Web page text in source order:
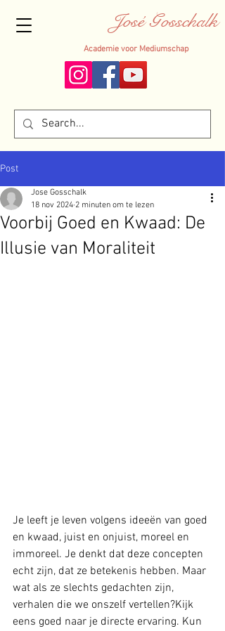
José Gosschalk
Academie voor Mediumschap
Post
Voorbij Goed en Kwaad: De
Illusie van Moraliteit
Jose Gosschalk
18 nov 2024 2 minuten om te lezen
Je leeft je leven volgens ideeën van goed
en kwaad, juist en onjuist, moreel en
immoreel. Je denkt dat deze concepten
echt zijn, dat ze betekenis hebben. Maar
wat als ze slechts gedachten zijn,
verhalen die we onszelf vertellen?Kijk
eens goed naar je directe ervaring. Kun